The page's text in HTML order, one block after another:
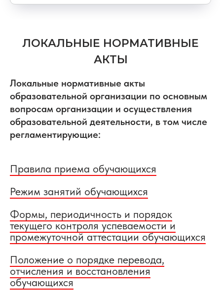
ЛОКАЛЬНЫЕ НОРМАТИВНЫЕ
АКТЫ
Локальные нормативные акты
образовательной организации по основным
вопросам организации и осуществления
образовательной деятельности, в том числе
регламентирующие:
Правила приема обучающихся
Режим занятий обучающихся
Формы, периодичность и порядок
текущего контроля успеваемости и
промежуточной аттестации обучающихся
Положение о порядке перевода,
отчисления и восстановления
обучающихся